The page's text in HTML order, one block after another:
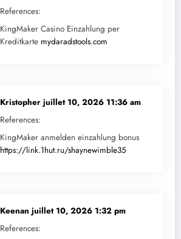
References:
KingMaker Casino Einzahlung per
Kreditkarte mydaradstools.com
Kristopher juillet 10, 2026 11:36 am
References:
KingMaker anmelden einzahlung bonus
https://link.1hut.ru/shaynewimble35
Keenan juillet 10, 2026 1:32 pm
References: